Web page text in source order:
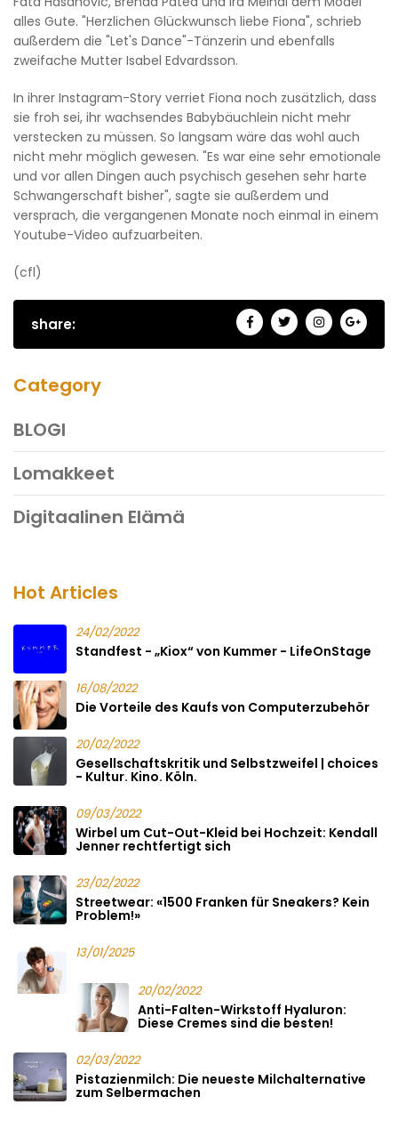
alles Gute. "Herzlichen Glückwunsch liebe Fiona", schrieb
außerdem die "Let's Dance"-Tänzerin und ebenfalls
zweifache Mutter Isabel Edvardsson.
In ihrer Instagram-Story verriet Fiona noch zusätzlich, dass
sie froh sei, ihr wachsendes Babybäuchlein nicht mehr
verstecken zu müssen. So langsam wäre das wohl auch
nicht mehr möglich gewesen. "Es war eine sehr emotionale
und vor allen Dingen auch psychisch gesehen sehr harte
Schwangerschaft bisher", sagte sie außerdem und
versprach, die vergangenen Monate noch einmal in einem
Youtube-Video aufzuarbeiten.
(cfl)
share:
Category
BLOGI
Lomakkeet
Digitaalinen Elämä
Hot Articles
24/02/2022
Standfest - „Kiox“ von Kummer - LifeOnStage
16/08/2022
Die Vorteile des Kaufs von Computerzubehör
20/02/2022
Gesellschaftskritik und Selbstzweifel | choices
- Kultur. Kino. Köln.
09/03/2022
Wirbel um Cut-Out-Kleid bei Hochzeit: Kendall
Jenner rechtfertigt sich
23/02/2022
Streetwear: «1500 Franken für Sneakers? Kein
Problem!»
13/01/2025
20/02/2022
Anti-Falten-Wirkstoff Hyaluron:
Diese Cremes sind die besten!
02/03/2022
Pistazienmilch: Die neueste Milchalternative
zum Selbermachen